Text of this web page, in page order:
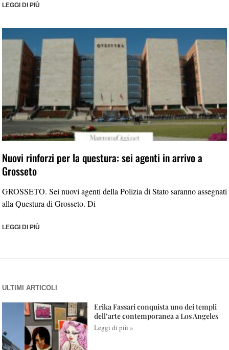
LEGGI DI PIÙ
Nuovi rinforzi per la questura: sei agenti in arrivo a
Grosseto
GROSSETO. Sei nuovi agenti della Polizia di Stato saranno assegnati
alla Questura di Grosseto. Di
LEGGI DI PIÙ
ULTIMI ARTICOLI
Erika Fassari conquista uno dei templi
dell’arte contemporanea a Los Angeles
Leggi di più »